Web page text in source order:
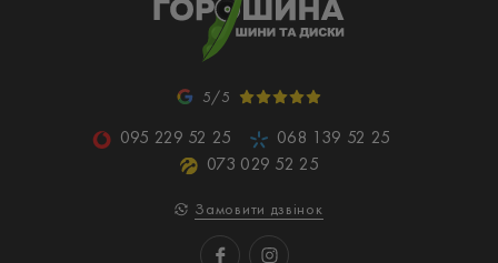
5/5
095 229 52 25
068 139 52 25
073 029 52 25
Замовити дзвінок